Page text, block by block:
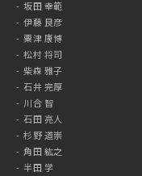
坂田 幸範
伊藤 良彦
粟津 康博
松村 将司
柴森 雅子
石井 完厚
川合 智
石田 亮人
杉野 道崇
角田 紘之
半田 学